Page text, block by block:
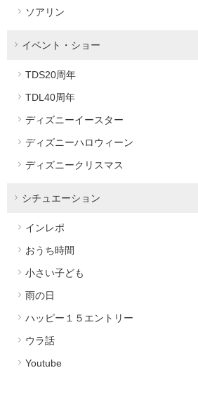
ソアリン
イベント・ショー
TDS20周年
TDL40周年
ディズニーイースター
ディズニーハロウィーン
ディズニークリスマス
シチュエーション
インレポ
おうち時間
小さい子ども
雨の日
ハッピー１５エントリー
ウラ話
Youtube